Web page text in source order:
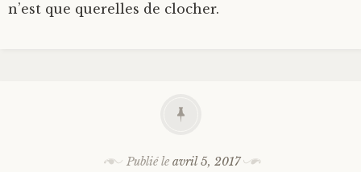
n’est que querelles de clocher.
Publié le avril 5, 2017